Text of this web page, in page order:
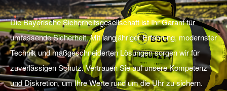
Die Bayerische Sicherheitsgesellschaft ist Ihr Garant für
umfassende Sicherheit. Mit langjähriger Erfahrung, modernster
Technik und maßgeschneiderten Lösungen sorgen wir für
zuverlässigen Schutz. Vertrauen Sie auf unsere Kompetenz
und Diskretion, um Ihre Werte rund um die Uhr zu sichern.